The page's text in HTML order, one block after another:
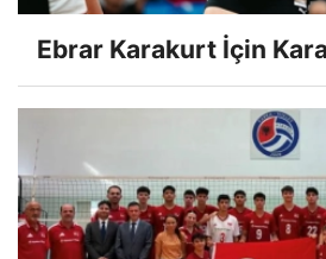
Ebrar Karakurt İçin